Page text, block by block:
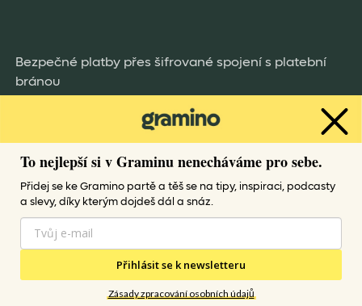
Bezpečné platby přes šifrované spojení s platební
bránou
Všechny práva vyhrazena Gramino
Gramino provozuje i další e-shopy
To nejlepší si v Graminu nenecháváme pro sebe.
Přidej se ke Gramino partě a těš se na tipy, inspiraci, podcasty
a slevy, díky kterým dojdeš dál a snáz.
Přihlásit se k newsletteru
Zásady zpracování osobních údajů